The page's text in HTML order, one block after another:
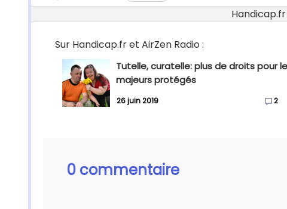
Handicap.fr
Sur Handicap.fr et AirZen Radio :
Tutelle, curatelle: plus de droits pour
majeurs protégés
26 juin 2019 2
0 commentaire